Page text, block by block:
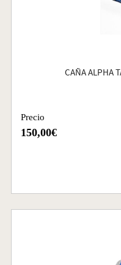
CAÑA ALPHA
Precio
150,00€